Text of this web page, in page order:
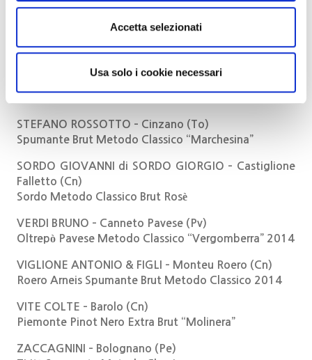
Accetta selezionati
Usa solo i cookie necessari
Pietro Colla Extra Brut 2015
Spumante Brut Rose’ “A” Metodo Charmat da uve
STEFANO ROSSOTTO – Cinzano (To)
Spumante Brut Metodo Classico “Marchesina”
SORDO GIOVANNI di SORDO GIORGIO – Castiglione
Falletto (Cn)
Sordo Metodo Classico Brut Rosè
VERDI BRUNO – Canneto Pavese (Pv)
Oltrepò Pavese Metodo Classico “Vergomberra” 2014
VIGLIONE ANTONIO & FIGLI – Monteu Roero (Cn)
Roero Arneis Spumante Brut Metodo Classico 2014
VITE COLTE – Barolo (Cn)
Piemonte Pinot Nero Extra Brut “Molinera”
ZACCAGNINI – Bolognano (Pe)